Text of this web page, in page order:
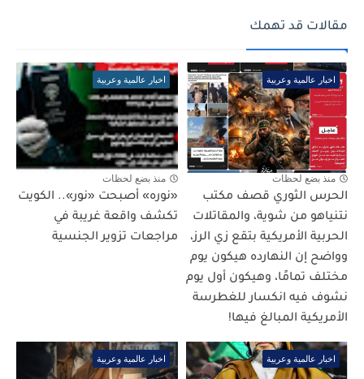
مقالات قد تهمك
اخبار عالمية وعربية
منذ بضع لحظات
الحرس الثوري قصف مكتب
نتنياهو من شوية، والمقاتلات
الحربية الأمريكية بتقع زي الرز،
وواضح إن النهارده هيكون يوم
مختلف تمامًا، وهيكون أول يوم
نشوف فيه انكسار للغطرسة
الأمريكية المبالغ فيها!
اخبار عالمية وعربية
منذ بضع لحظات
«نوره» أصبحت «نور».. الكويت
تكشف واقعة غريبة في
مراجعات تزوير الجنسية
اخبار عالمية وعربية اخبار عالمية وعربية